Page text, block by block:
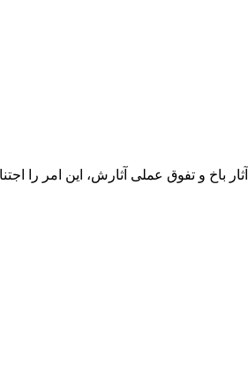
و تفوق عملی آثارش، این امر را